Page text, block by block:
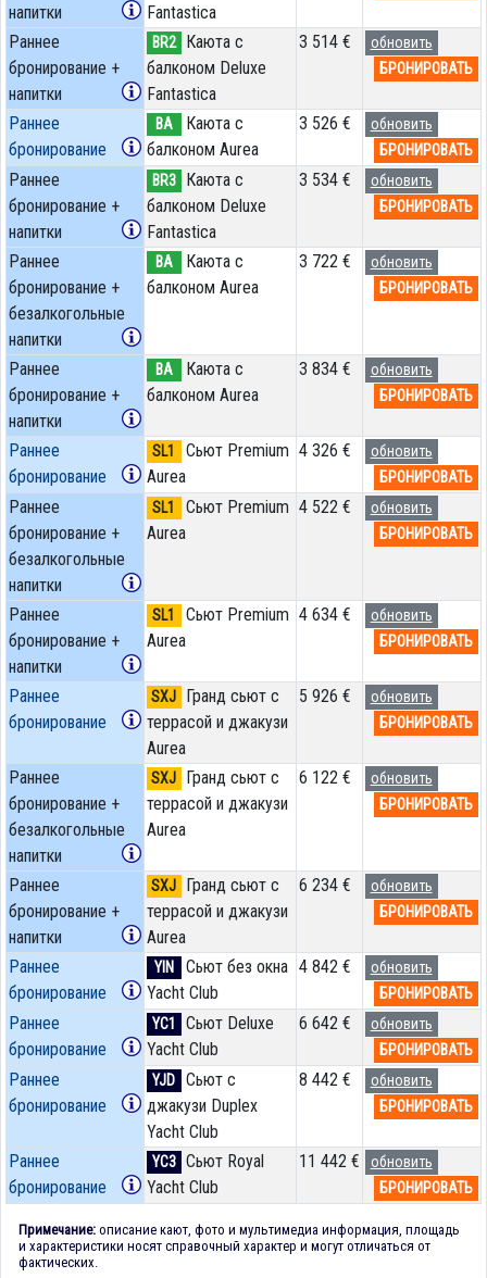
напитки
Fantastica
Раннее
бронирование +
напитки
BR2
Каюта с
балконом Deluxe
Fantastica
3 514 €
обновить
БРОНИРОВАТЬ
Раннее
бронирование
BA
Каюта с
балконом Aurea
3 526 €
обновить
БРОНИРОВАТЬ
Раннее
бронирование +
напитки
BR3
Каюта с
балконом Deluxe
Fantastica
3 534 €
обновить
БРОНИРОВАТЬ
Раннее
бронирование +
безалкогольные
напитки
BA
Каюта с
балконом Aurea
3 722 €
обновить
БРОНИРОВАТЬ
Раннее
бронирование +
напитки
BA
Каюта с
балконом Aurea
3 834 €
обновить
БРОНИРОВАТЬ
Раннее
бронирование
SL1
Сьют Premium
Aurea
4 326 €
обновить
БРОНИРОВАТЬ
Раннее
бронирование +
безалкогольные
напитки
SL1
Сьют Premium
Aurea
4 522 €
обновить
БРОНИРОВАТЬ
Раннее
бронирование +
напитки
SL1
Сьют Premium
Aurea
4 634 €
обновить
БРОНИРОВАТЬ
Раннее
бронирование
SXJ
Гранд сьют с
террасой и джакузи
Aurea
5 926 €
обновить
БРОНИРОВАТЬ
Раннее
бронирование +
безалкогольные
напитки
SXJ
Гранд сьют с
террасой и джакузи
Aurea
6 122 €
обновить
БРОНИРОВАТЬ
Раннее
бронирование +
напитки
SXJ
Гранд сьют с
террасой и джакузи
Aurea
6 234 €
обновить
БРОНИРОВАТЬ
Раннее
бронирование
YIN
Сьют без окна
Yacht Club
4 842 €
обновить
БРОНИРОВАТЬ
Раннее
бронирование
YC1
Сьют Deluxe
Yacht Club
6 642 €
обновить
БРОНИРОВАТЬ
Раннее
бронирование
YJD
Сьют с
джакузи Duplex
Yacht Club
8 442 €
обновить
БРОНИРОВАТЬ
Раннее
бронирование
YC3 Сьют Royal
Yacht Club
11 442 €
обновить
БРОНИРОВАТЬ
Примечание: описание кают, фото и мультимедиа информация, площадь
и характеристики носят справочный характер и могут отличаться от
фактических.